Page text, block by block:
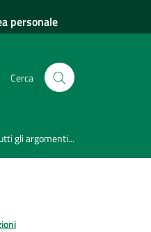
personale
Cerca
gli argomenti...